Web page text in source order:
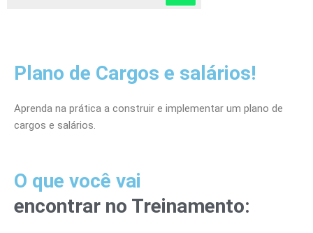
Plano de Cargos e salários!
Aprenda na prática a construir e implementar um plano de
cargos e salários.
O que você vai
encontrar no Treinamento: